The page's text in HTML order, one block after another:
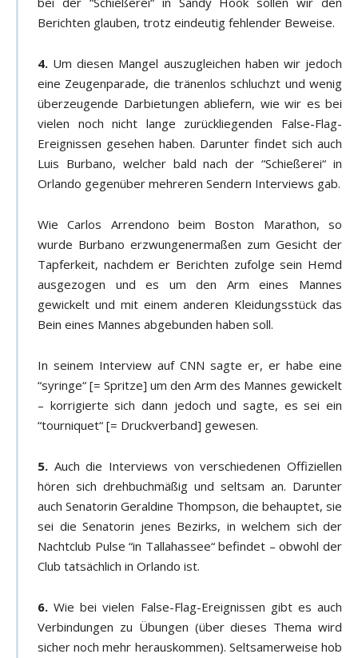
Berichten glauben, trotz eindeutig fehlender Beweise.
4. Um diesen Mangel auszugleichen haben wir jedoch
eine Zeugenparade, die tränenlos schluchzt und wenig
überzeugende Darbietungen abliefern, wie wir es bei
vielen noch nicht lange zurückliegenden False-Flag-
Ereignissen gesehen haben. Darunter findet sich auch
Luis Burbano, welcher bald nach der “Schießerei“ in
Orlando gegenüber mehreren Sendern Interviews gab.
Wie Carlos Arrendono beim Boston Marathon, so
wurde Burbano erzwungenermaßen zum Gesicht der
Tapferkeit, nachdem er Berichten zufolge sein Hemd
ausgezogen und es um den Arm eines Mannes
gewickelt und mit einem anderen Kleidungsstück das
Bein eines Mannes abgebunden haben soll.
In seinem Interview auf CNN sagte er, er habe eine
“syringe“ [= Spritze] um den Arm des Mannes gewickelt
– korrigierte sich dann jedoch und sagte, es sei ein
“tourniquet“ [= Druckverband] gewesen.
5. Auch die Interviews von verschiedenen Offiziellen
hören sich drehbuchmäßig und seltsam an. Darunter
auch Senatorin Geraldine Thompson, die behauptet, sie
sei die Senatorin jenes Bezirks, in welchem sich der
Nachtclub Pulse “in Tallahassee“ befindet – obwohl der
Club tatsächlich in Orlando ist.
6. Wie bei vielen False-Flag-Ereignissen gibt es auch
Verbindungen zu Übungen (über dieses Thema wird
sicher noch mehr herauskommen). Seltsamerweise hob